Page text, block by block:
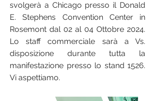
svolgerà a Chicago presso il Donald
E. Stephens Convention Center in
Rosemont dal 02 al 04 Ottobre 2024.
Lo staff commerciale sarà a Vs.
disposizione durante tutta la
manifestazione presso lo stand 1526.
Vi aspettiamo.